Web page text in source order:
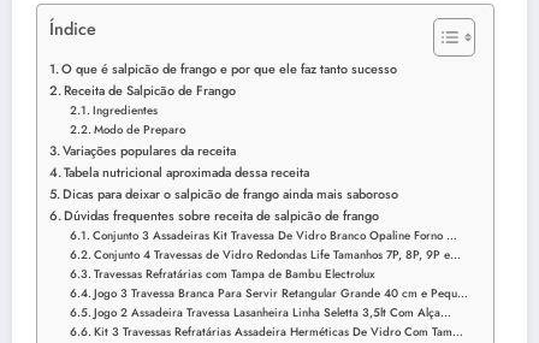
Índice
O que é salpicão de frango e por que ele faz tanto sucesso
Receita de Salpicão de Frango
Ingredientes
Modo de Preparo
Variações populares da receita
Tabela nutricional aproximada dessa receita
Dicas para deixar o salpicão de frango ainda mais saboroso
Dúvidas frequentes sobre receita de salpicão de frango
Conjunto 3 Assadeiras Kit Travessa De Vidro Branco Opaline Forno …
Conjunto 4 Travessas de Vidro Redondas Life Tamanhos 7P, 8P, 9P e…
Travessas Refratárias com Tampa de Bambu Electrolux
Jogo 3 Travessa Branca Para Servir Retangular Grande 40 cm e Pequ…
Jogo 2 Assadeira Travessa Lasanheira Linha Seletta 3,5lt Com Alça…
Kit 3 Travessas Refratárias Assadeira Herméticas De Vidro Com Tam…